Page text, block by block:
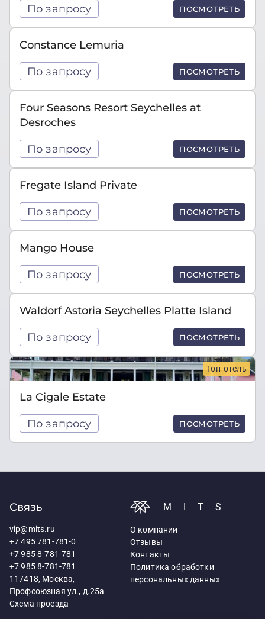
По запросу ПОСМОТРЕТЬ
Constance Lemuria
По запросу ПОСМОТРЕТЬ
Four Seasons Resort Seychelles at
Desroches
По запросу ПОСМОТРЕТЬ
Fregate Island Private
По запросу ПОСМОТРЕТЬ
Mango House
По запросу ПОСМОТРЕТЬ
Waldorf Astoria Seychelles Platte Island
По запросу ПОСМОТРЕТЬ
Топ-отель
La Cigale Estate
По запросу ПОСМОТРЕТЬ
Связь
vip@mits.ru
+7 495 781-781-0
+7 985 8-781-781
+7 985 8-781-781
117418, Москва,
Профсоюзная ул., д.25а
Схема проезда
MITS
О компании
Отзывы
Контакты
Политика обработки
персональных данных